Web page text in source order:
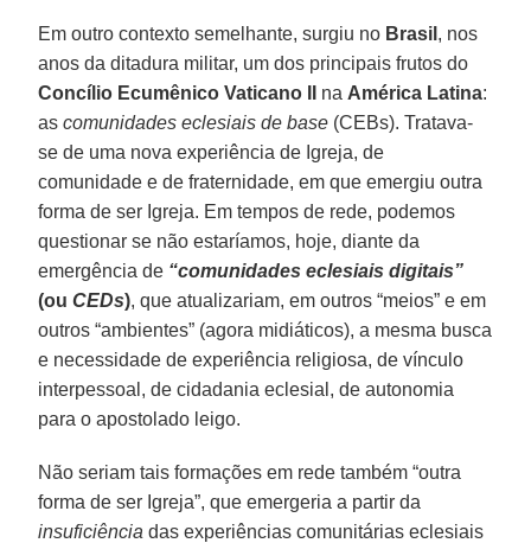
Em outro contexto semelhante, surgiu no Brasil , nos
anos da ditadura militar, um dos principais frutos do
Concílio Ecumênico Vaticano II
na América Latina:
ascomunidades eclesiais de base (CEBs). Tratava-
se de uma nova experiência de Igreja, de
comunidade e de fraternidade, em que emergiu outra
forma de ser Igreja. Em tempos de rede, podemos
questionar se não estaríamos, hoje, diante da
emergência de “comunidades eclesiais digitais”
(ouCEDs), que atualizariam, em outros “meios” e em
outros “ambientes” (agora midiáticos), a mesma busca
e necessidade de experiência religiosa, de vínculo
interpessoal, de cidadania eclesial, de autonomia
para o apostolado leigo.
Não seriam tais formações em rede também “outra
forma de ser Igreja”, que emergeria a partir da
insuficiência das experiências comunitárias eclesiais